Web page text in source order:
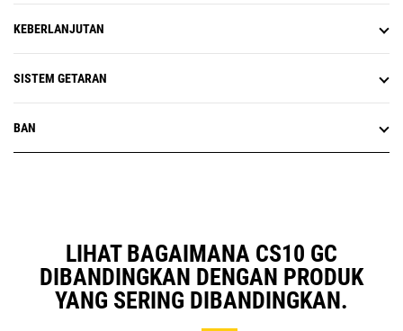
KEBERLANJUTAN
SISTEM GETARAN
BAN
LIHAT BAGAIMANA CS10 GC
DIBANDINGKAN DENGAN PRODUK
YANG SERING DIBANDINGKAN.